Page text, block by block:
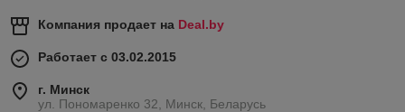
Компания продает на Deal.by
Работает с 03.02.2015
г. Минск
ул. Пономаренко 32, Минск, Беларусь